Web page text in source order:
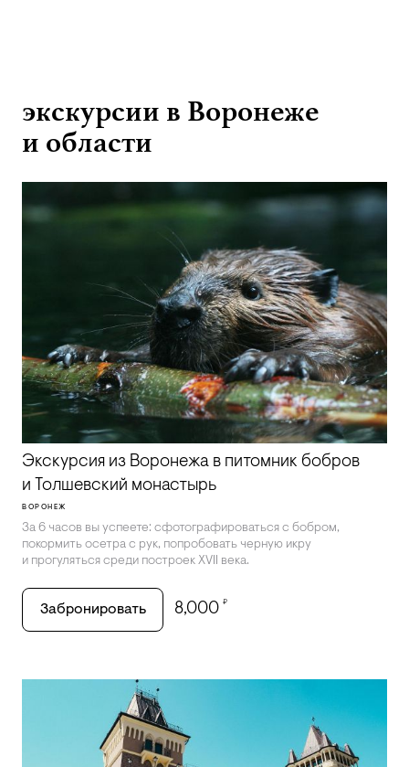
экскурсии в Воронеже
и области
Экскурсия из Воронежа в питомник бобров
и Толшевский монастырь
ВОРОНЕЖ
За 6 часов вы успеете: сфотографироваться с бобром,
покормить осетра с рук, попробовать черную икру
и прогуляться среди построек XVII века.
Забронировать 8,000 ₽